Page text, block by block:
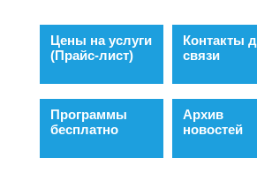
Цены на услуги
(Прайс-лист)
Контакты
связи
Программы
бесплатно
Архив
новостей